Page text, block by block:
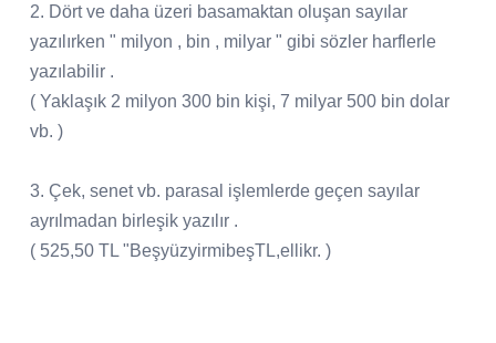
2. Dört ve daha üzeri basamaktan oluşan sayılar
yazılırken " milyon , bin , milyar " gibi sözler harflerle
yazılabilir .
( Yaklaşık 2 milyon 300 bin kişi, 7 milyar 500 bin dolar
vb. )
3. Çek, senet vb. parasal işlemlerde geçen sayılar
ayrılmadan birleşik yazılır .
( 525,50 TL "BeşyüzyirmibeşTL,ellikr. )